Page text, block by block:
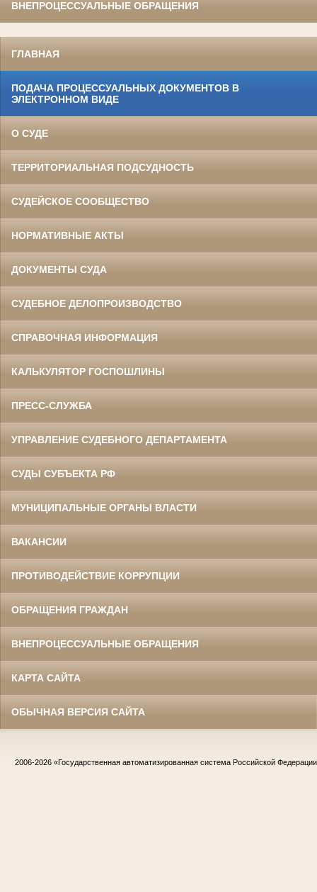
ВНЕПРОЦЕССУАЛЬНЫЕ ОБРАЩЕНИЯ
ГЛАВНАЯ
ПОДАЧА ПРОЦЕССУАЛЬНЫХ ДОКУМЕНТОВ В
ЭЛЕКТРОННОМ ВИДЕ
О СУДЕ
ТЕРРИТОРИАЛЬНАЯ ПОДСУДНОСТЬ
СУДЕЙСКОЕ СООБЩЕСТВО
НОРМАТИВНЫЕ АКТЫ
ДОКУМЕНТЫ СУДА
СУДЕБНОЕ ДЕЛОПРОИЗВОДСТВО
СПРАВОЧНАЯ ИНФОРМАЦИЯ
КАЛЬКУЛЯТОР ГОСПОШЛИНЫ
ПРЕСС-СЛУЖБА
УПРАВЛЕНИЕ СУДЕБНОГО ДЕПАРТАМЕНТА
СУДЫ СУБЪЕКТА РФ
МУНИЦИПАЛЬНЫЕ ОРГАНЫ ВЛАСТИ
ВАКАНСИИ
ПРОТИВОДЕЙСТВИЕ КОРРУПЦИИ
ОБРАЩЕНИЯ ГРАЖДАН
ВНЕПРОЦЕССУАЛЬНЫЕ ОБРАЩЕНИЯ
КАРТА САЙТА
ОБЫЧНАЯ ВЕРСИЯ САЙТА
2006-2026 «Государственная автоматизированная система Российской